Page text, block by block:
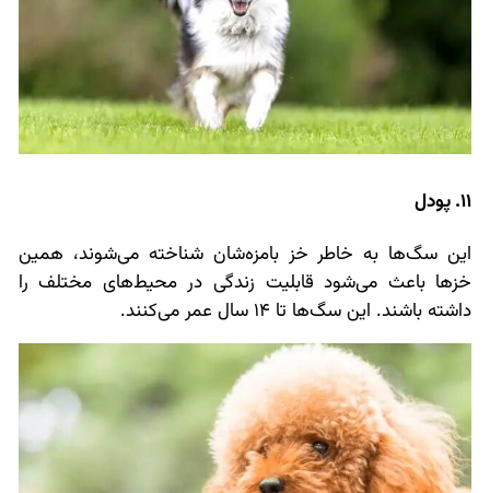
11. پودل
این سگ‌ها به خاطر خز بامزه‌شان شناخته می‌شوند، همین
خزها باعث می‌شود قابلیت زندگی در محیط‌های مختلف را
داشته باشند. این سگ‌ها تا 14 سال عمر می‌کنند.